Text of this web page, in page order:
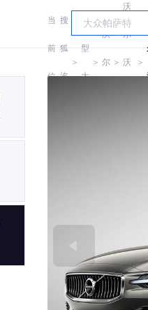
当
前
位
搜
狐
汽
＞
车
型
大
＞
沃
尔 ＞
沃
尔
沃 ＞